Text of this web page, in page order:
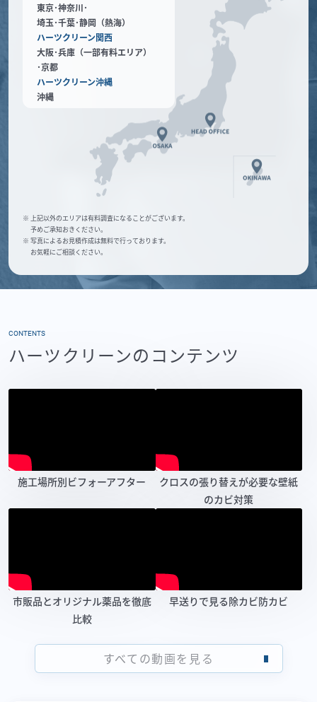
東京･神奈川･
埼玉･千葉･静岡（熱海）
ハーツクリーン関西
大阪･兵庫（一部有料エリア）
･京都
ハーツクリーン沖縄
沖縄
※ 上記以外のエリアは有料調査になることがございます。
予めご承知おきください。
※ 写真によるお見積作成は無料で行っております。
お気軽にご相談ください。
CONTENTS
ハーツクリーンのコンテンツ
施工場所別ビフォーアフター
クロスの張り替えが必要な壁紙
のカビ対策
市販品とオリジナル薬品を徹底
比較
早送りで見る除カビ防カビ
すべての動画を見る